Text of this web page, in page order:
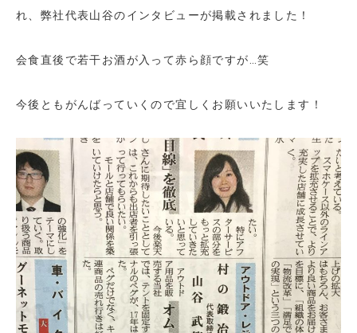
れ、弊社代表山谷のインタビューが掲載されました！
会食直後で若干お酒が入って赤ら顔ですが…笑
今後ともがんばっていくので宜しくお願いいたします！